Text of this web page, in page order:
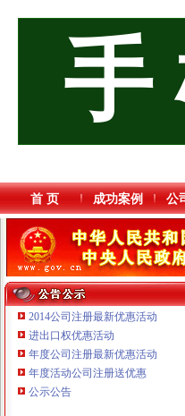
手
首 页 成功案例 公
2014公司注册最新优惠活动
进出口权优惠活动
年度公司注册最新优惠活动
年度活动公司注册送优惠
公示公告
重庆海谛升进出口贸易有限公司